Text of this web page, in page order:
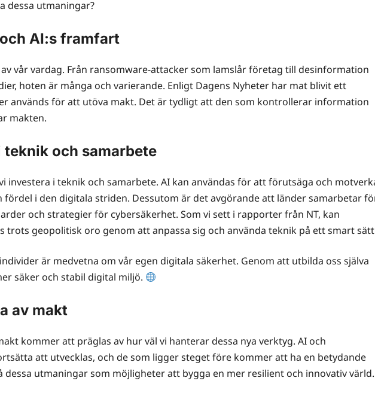
dessa utmaningar?
AI:s framfart
vår vardag. Från ransomware-attacker som lamslår företag till desinformation
hoten är många och varierande. Enligt Dagens Nyheter har mat blivit ett
används för att utöva makt. Det är tydligt att den som kontrollerar information
makten.
och samarbete
investera i teknik och samarbete. AI kan användas för att förutsäga och
fördel i den digitala striden. Dessutom är det avgörande att länder samarbetar
och strategier för cybersäkerhet. Som vi sett i rapporter från NT, kan
trots geopolitisk oro genom att anpassa sig och använda teknik på ett smart
är medvetna om vår egen digitala säkerhet. Genom att utbilda oss själva
säker och stabil digital miljö.
av makt
kommer att präglas av hur väl vi hanterar dessa nya verktyg. AI och
att utvecklas, och de som ligger steget före kommer att ha en betydande
dessa utmaningar som möjligheter att bygga en mer resilient och innovativ värld.